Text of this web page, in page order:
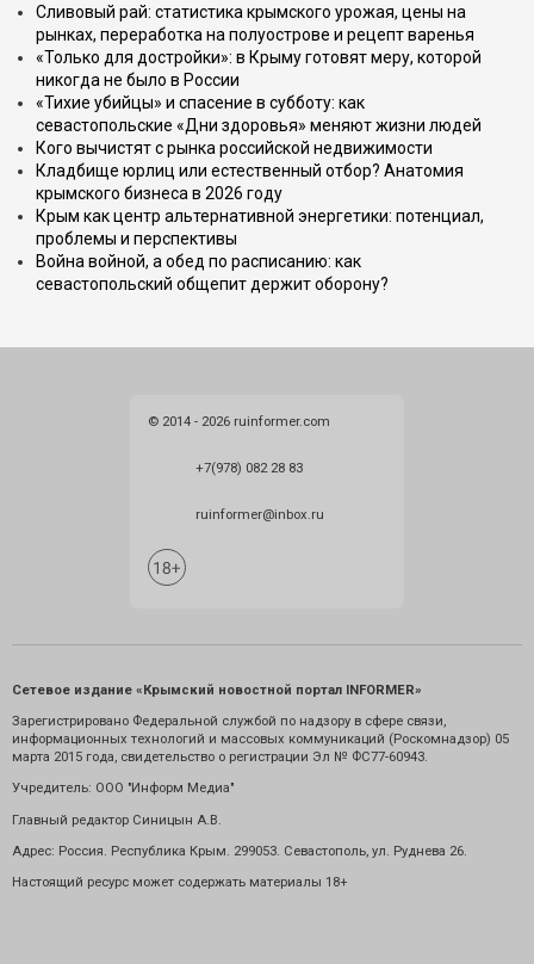
Сливовый рай: статистика крымского урожая, цены на
рынках, переработка на полуострове и рецепт варенья
«Только для достройки»: в Крыму готовят меру, которой
никогда не было в России
«Тихие убийцы» и спасение в субботу: как
севастопольские «Дни здоровья» меняют жизни людей
Кого вычистят с рынка российской недвижимости
Кладбище юрлиц или естественный отбор? Анатомия
крымского бизнеса в 2026 году
Крым как центр альтернативной энергетики: потенциал,
проблемы и перспективы
Война войной, а обед по расписанию: как
севастопольский общепит держит оборону?
© 2014 - 2026 ruinformer.com
+7(978) 082 28 83
ruinformer@inbox.ru
Сетевое издание «Крымский новостной портал INFORMER»
Зарегистрировано Федеральной службой по надзору в сфере связи,
информационных технологий и массовых коммуникаций (Роскомнадзор) 05
марта 2015 года, свидетельство о регистрации Эл № ФС77-60943.
Учредитель: ООО "Информ Медиа"
Главный редактор Синицын А.В.
Адрес: Россия. Республика Крым. 299053. Севастополь, ул. Руднева 26.
Настоящий ресурс может содержать материалы 18+